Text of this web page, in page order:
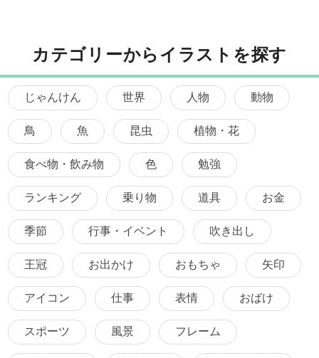
カテゴリーからイラストを探す
じゃんけん 世界 人物 動物
鳥 魚 昆虫 植物・花
食べ物・飲み物 色 勉強
ランキング 乗り物 道具 お金
季節 行事・イベント 吹き出し
王冠 お出かけ おもちゃ 矢印
アイコン 仕事 表情 おばけ
スポーツ 風景 フレーム